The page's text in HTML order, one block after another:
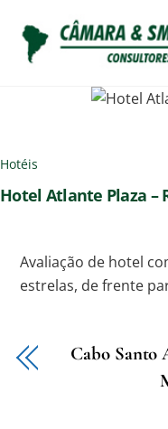
content
Hotéis
Hotel Atlante Plaza –
Avaliação de hotel
estrelas, de frente
Cabo Santo